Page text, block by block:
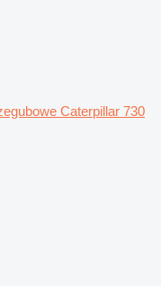
Caterpillar 730